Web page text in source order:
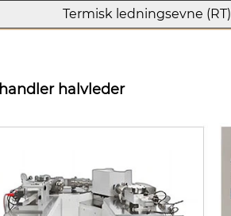
Termisk ledningsevne (RT)
halvleder